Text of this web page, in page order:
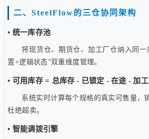
二、SteelFlow的三仓协同架构
• 统一库存池
将现货仓、期货仓、加工厂仓纳入同一
置+逻辑状态”双重维度管理。
• 可用库存 = 总库存 - 已锁定 - 在途 - 加
系统实时计算每个规格的真实可售量，
杜绝超卖。
• 智能调拨引擎